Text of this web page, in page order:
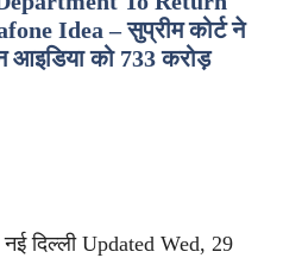
Idea – सुप्रीम कोर्ट ने
आइडिया को 733 करोड़
दिल्ली Updated Wed, 29